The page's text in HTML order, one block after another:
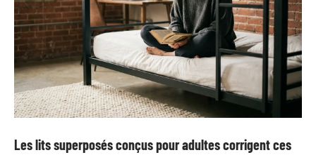
Les lits superposés conçus pour adultes corrigent ces